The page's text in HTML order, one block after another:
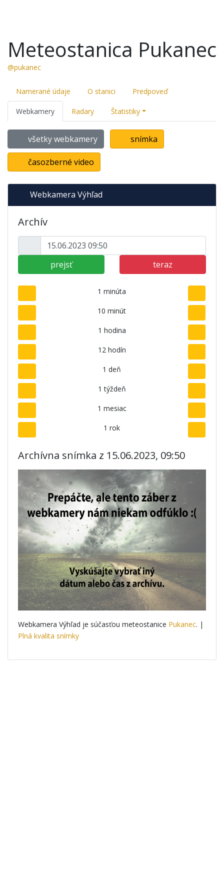
Meteostanica Pukanec
@pukanec
Namerané údaje O stanici Predpoveď
Webkamery Radary Štatistiky
všetky webkamery snímka
časozberné video
Webkamera Výhľad
Archív
prejsť teraz
1 minúta
10 minút
1 hodina
12 hodín
1 deň
1 týždeň
1 mesiac
1 rok
Archívna snímka z 15.06.2023, 09:50
Webkamera Výhľad je súčasťou meteostanice Pukanec. |
Plná kvalita snímky